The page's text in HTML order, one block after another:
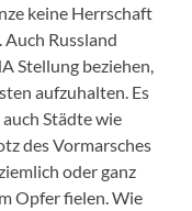
keine Herrschaft
Russland
Stellung beziehen,
aufzuhalten. Es
Städte wie
des Vormarsches
oder ganz
Opfer fielen. Wie